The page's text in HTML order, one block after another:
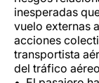
inesperadas
vuelo externas
acciones
transportista
del tráfico